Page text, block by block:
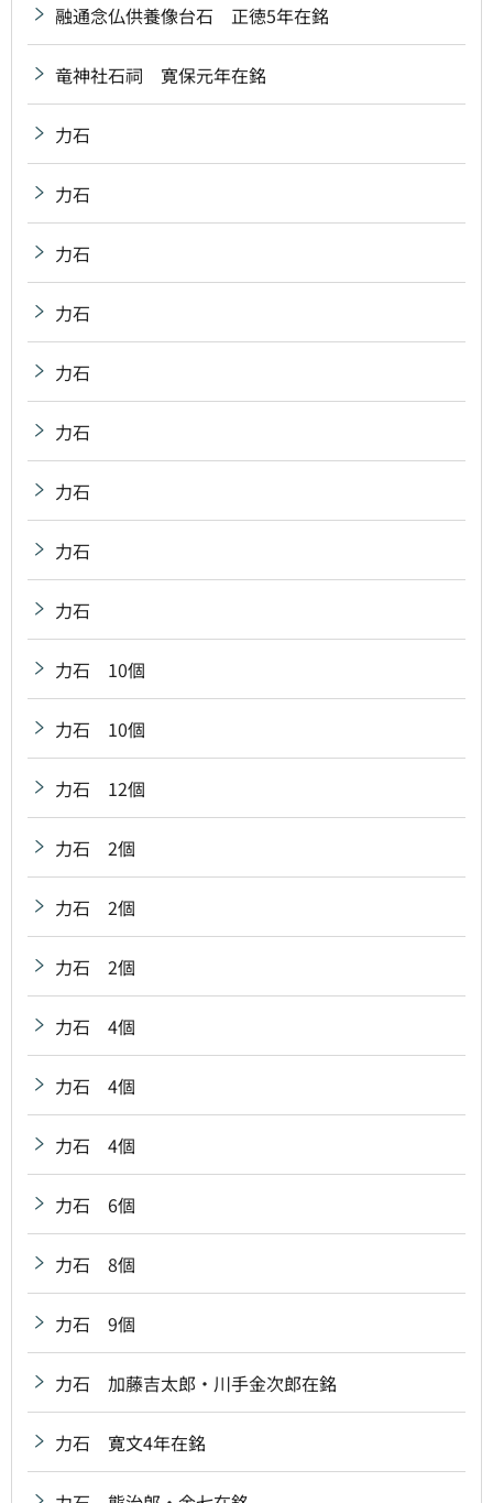
融通念仏供養像台石 正徳5年在銘
竜神社石祠 寛保元年在銘
力石
力石
力石
力石
力石
力石
力石
力石
力石
力石 10個
力石 10個
力石 12個
力石 2個
力石 2個
力石 2個
力石 4個
力石 4個
力石 4個
力石 6個
力石 8個
力石 9個
力石 加藤吉太郎・川手金次郎在銘
力石 寛文4年在銘